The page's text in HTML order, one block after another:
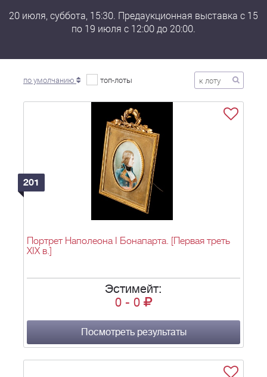
20 июля, суббота, 15:30. Предаукционная выставка с 15
по 19 июля с 12:00 до 20:00.
по умолчанию топ-лоты
201
Портрет Наполеона I Бонапарта. [Первая треть
XIX в.]
Эстимейт:
0 - 0
Посмотреть результаты